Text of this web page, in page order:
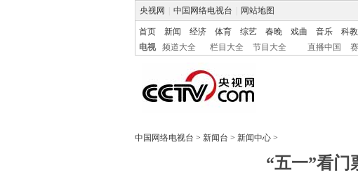
央视网 中国网络电视台 网站地图
首页 新闻 经济 体育 综艺 春晚 戏曲 音乐 科教
电视
频道大全 栏目大全 节目大全 直播中国
中国网络电视台 > 新闻台 > 新闻中心 >
“五一”看门